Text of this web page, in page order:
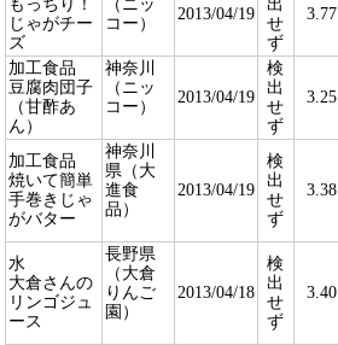
もっちり！
じゃがチー
ズ
（ニッ
コー）
2013/04/19
出
せ
ず
3.77
加工食品
豆腐肉団子
（甘酢あ
ん）
神奈川
（ニッ
コー）
2013/04/19
検
出
せ
ず
3.25
加工食品
焼いて簡単
手巻きじゃ
がバター
神奈川
県（大
進食
品）
2013/04/19
検
出
せ
ず
3.38
水
大倉さんの
リンゴジュ
ース
長野県
（大倉
りんご
園）
2013/04/18
検
出
せ
ず
3.40